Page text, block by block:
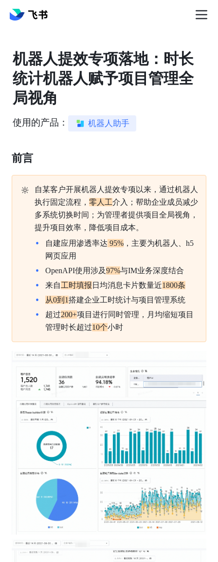
机器人提效专项落地：时长
统计机器人赋予项目管理全
局视角
使用的产品： 机器人助手
前言
🔆
自某客户开展机器人提效专项以来，通过机器人
执行固定流程， 零人工介入；帮助企业成员减少
多系统切换时间；为管理者提供项目全局视角，
提升项目效率，降低项目成本。
自建应用渗透率达 95%，主要为机器人、h5
网页应用
OpenAPI使用涉及97%与IM业务深度结合
来自工时填报 日均消息卡片数量近1800条
从0到1搭建企业工时统计与项目管理系统
超过200+项目进行同时管理，月均缩短项目
管理时长超过10个小时